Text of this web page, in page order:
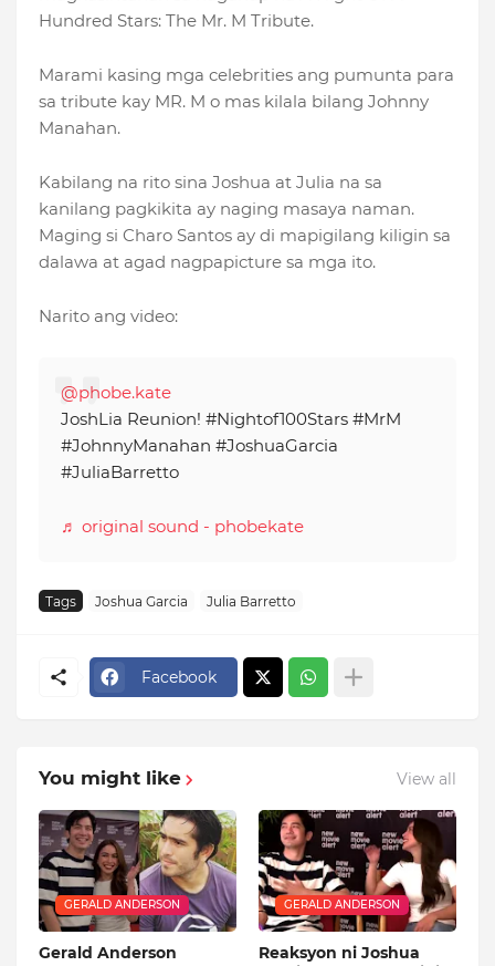
Hundred Stars: The Mr. M Tribute.
Marami kasing mga celebrities ang pumunta para
sa tribute kay MR. M o mas kilala bilang Johnny
Manahan.
Kabilang na rito sina Joshua at Julia na sa
kanilang pagkikita ay naging masaya naman.
Maging si Charo Santos ay di mapigilang kiligin sa
dalawa at agad nagpapicture sa mga ito.
Narito ang video:
@phobe.kate
JoshLia Reunion! #Nightof100Stars #MrM
#JohnnyManahan #JoshuaGarcia
#JuliaBarretto
♬ original sound - phobekate
Tags Joshua Garcia Julia Barretto
Facebook
You might like View all
GERALD ANDERSON
Gerald Anderson
GERALD ANDERSON
Reaksyon ni Joshua